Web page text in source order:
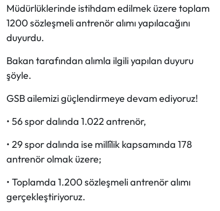
Müdürlüklerinde istihdam edilmek üzere toplam
1200 sözleşmeli antrenör alımı yapılacağını
duyurdu.
Bakan tarafından alımla ilgili yapılan duyuru
şöyle.
GSB ailemizi güçlendirmeye devam ediyoruz!
•⁠ ⁠56 spor dalında 1.022 antrenör,
•⁠ ⁠29 spor dalında ise millîlik kapsamında 178
antrenör olmak üzere;
•⁠ ⁠Toplamda 1.200 sözleşmeli antrenör alımı
gerçekleştiriyoruz.